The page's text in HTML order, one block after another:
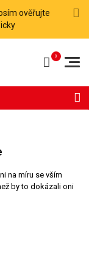
ověřujte
na míru se vším
by to dokázali oni